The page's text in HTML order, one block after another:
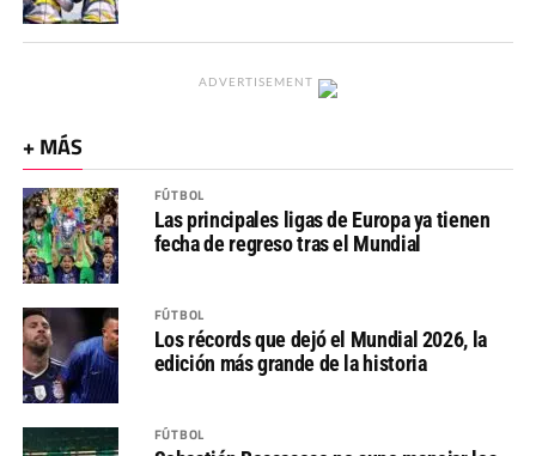
ADVERTISEMENT
+ MÁS
FÚTBOL
Las principales ligas de Europa ya tienen
fecha de regreso tras el Mundial
FÚTBOL
Los récords que dejó el Mundial 2026, la
edición más grande de la historia
FÚTBOL